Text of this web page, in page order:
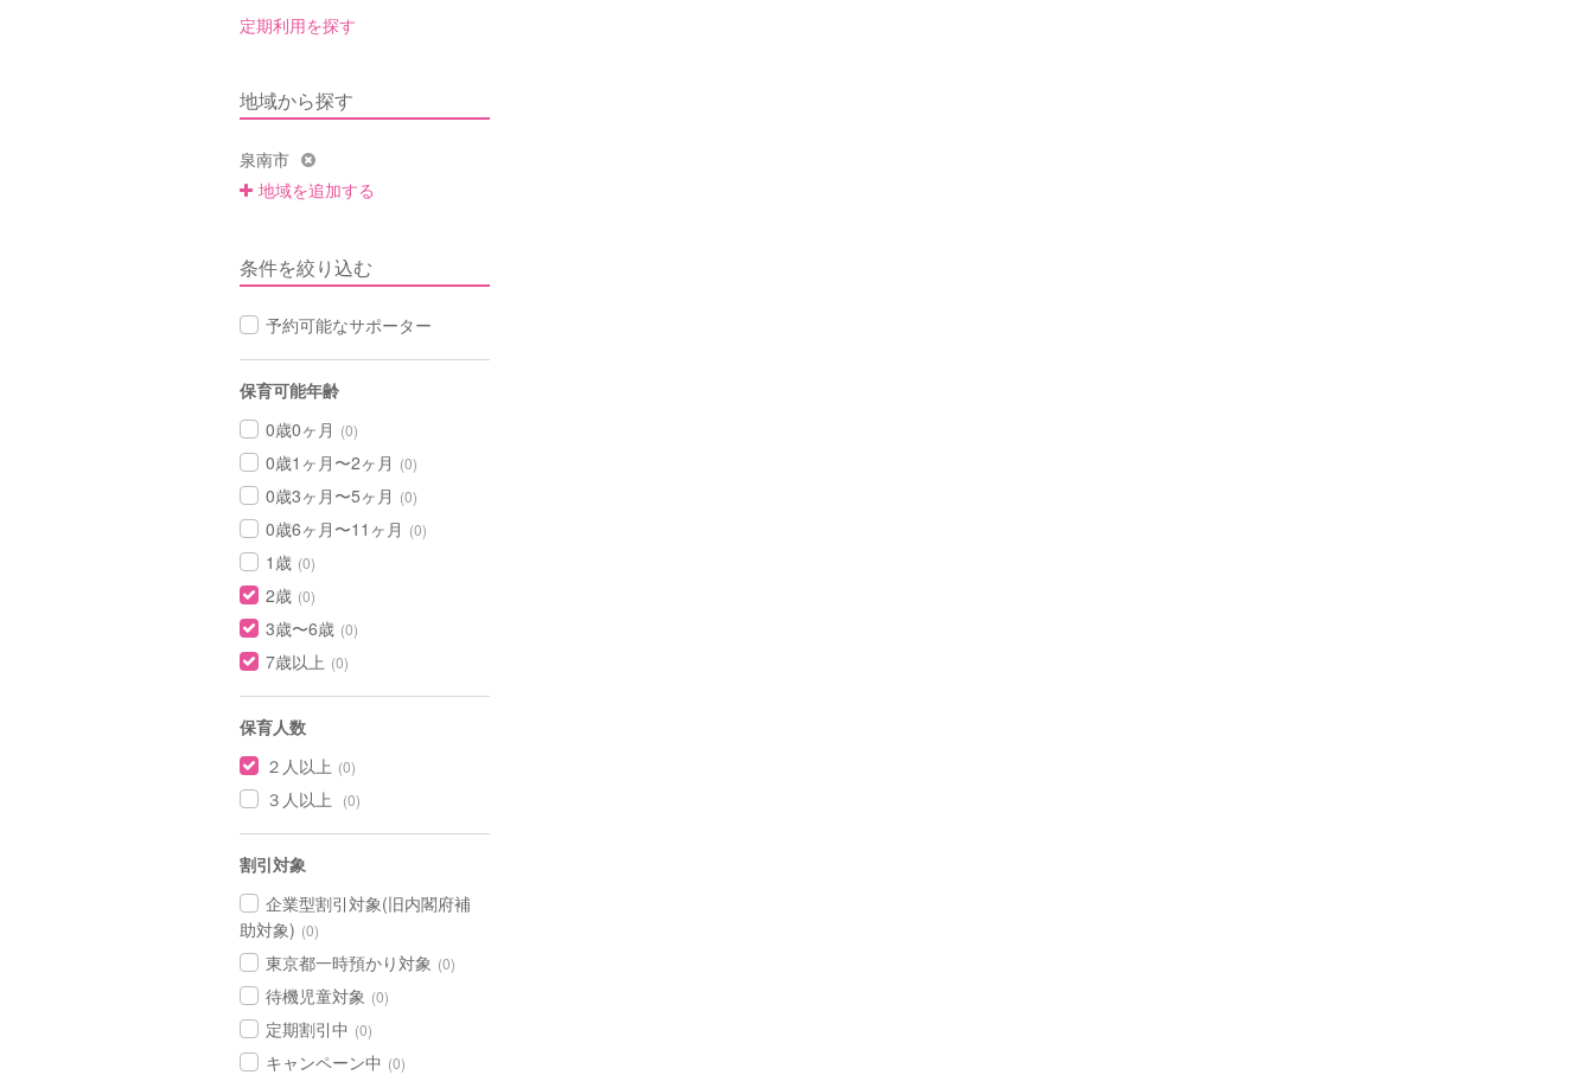
定期利用を探す
地域から探す
泉南市
地域を追加する
条件を絞り込む
予約可能なサポーター
保育可能年齢
0歳0ヶ月 (0)
0歳1ヶ月〜2ヶ月 (0)
0歳3ヶ月〜5ヶ月 (0)
0歳6ヶ月〜11ヶ月 (0)
1歳 (0)
2歳 (0)
3歳〜6歳 (0)
7歳以上 (0)
保育人数
２人以上 (0)
３人以上 (0)
割引対象
企業型割引対象(旧内閣府補
助対象) (0)
東京都一時預かり対象 (0)
待機児童対象 (0)
定期割引中 (0)
キャンペーン中 (0)